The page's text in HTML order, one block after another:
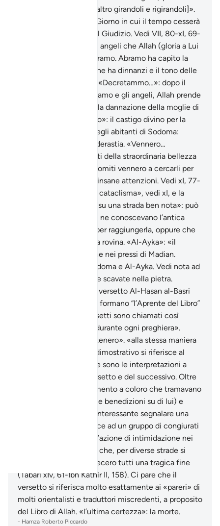
vasaio li fa urtare l’un l’altro girandoli e rigirandoli]».
«momento fissato»: il Giorno in cui il tempo cesserà
di esistere, il Giorno del Giudizio. Vedi VII, 80-xI, 69-
e le note, si tratta degli angeli che Allah (gloria a Lui
l’Altissimo) inviò ad Abramo. Abramo ha capito la
natura delle creature che ha dinnanzi e il tono delle
sue parole è cambiato. «Decretammo…»: dopo il
discorso diretto tra Abramo e gli angeli, Allah prende
la parola confermando la dannazione della moglie di
Lot. «ciò di cui dubitano»: il castigo divino per la
perversione sessuale degli abitanti di Sodoma:
l’omosessualità e la pederastia. «Vennero…
rallegrandosi»: informati della straordinaria bellezza
degli ospiti di Lot, i sodomiti vennero a cercarli per
farli oggetto delle loro insane attenzioni. Vedi xI, 77-
e la nota. «il Grido»: «il cataclisma», vedi xI, e la
nota. «essa [si trovava] su una strada ben nota»: può
significare che gli arabi ne conoscevano l’antica
ubicazione e la strada per raggiungerla, oppure che
la perversione porta alla rovina. «Al-Ayka»: «il
boschetto», una regione nei pressi di Madian.
«quelle due»: città, Sodoma e Al-Ayka. Vedi nota ad
inizio della sura. Le case scavate nella pietra.
Commentando questo versetto Al-Hasan al-Basri
disse: «I Setfe Mathânî formano “l’Aprente del Libro”
(la Fatiha) e questi versetti sono chiamati così
perché sono “ripetuti” durante ogni preghiera».
«Abbassa però…»: «sii tenero». «alla stessa maniera
di quello»: il pronome dimostrativo si riferisce al
castigo. Molte e diverse sono le interpretazioni a
proposito di questo versetto e del successivo. Oltre
ad un reiterato avvertimento a coloro che tramavano
contro il Profeta (pace e benedizioni su di lui) e
contro i musulmani, è interessante segnalare una
tradizione che si riferisce ad un gruppo di congiurati
che si erano prefissi un’azione di intimidazione nei
confronti dei pellegrini che, per diverse strade si
recavano alla Mecca: fecero tutti una tragica fine
(Tabarì xIv, 61-Ibn Kathìr II, 158). Ci pare che il
versetto si riferisca molto esattamente ai «pareri» di
molti orientalisti e traduttori miscredenti, a proposito
del Libro di Allah. «l’ultima certezza»: la morte.
- Hamza Roberto Piccardo